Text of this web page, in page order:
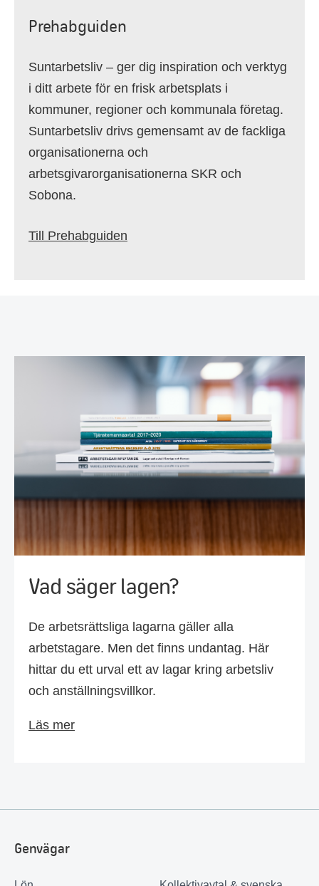
Prehabguiden
Suntarbetsliv – ger dig inspiration och verktyg
i ditt arbete för en frisk arbetsplats i
kommuner, regioner och kommunala företag.
Suntarbetsliv drivs gemensamt av de fackliga
organisationerna och
arbetsgivarorganisationerna SKR och
Sobona.
Till Prehabguiden
Vad säger lagen?
De arbetsrättsliga lagarna gäller alla
arbetstagare. Men det finns undantag. Här
hittar du ett urval ett av lagar kring arbetsliv
och anställningsvillkor.
Läs mer
Genvägar